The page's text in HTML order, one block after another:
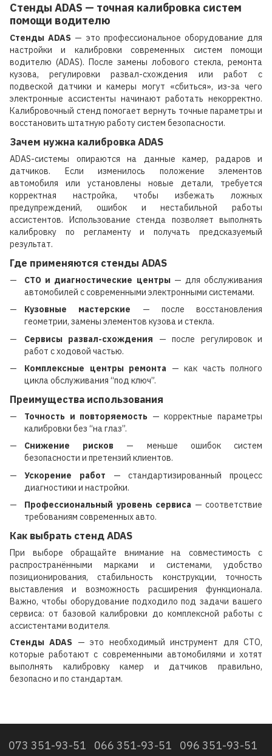
Стенды ADAS — точная калибровка систем
помощи водителю
Стенды ADAS — это профессиональное оборудование для
настройки и калибровки современных систем помощи
водителю (ADAS). После замены лобового стекла, ремонта
кузова, регулировки развал-схождения или работ с
подвеской датчики и камеры могут «сбиться», из-за чего
электронные ассистенты начинают работать некорректно.
Калибровочный стенд помогает вернуть точные параметры и
восстановить штатную работу систем безопасности.
Зачем нужна калибровка ADAS
ADAS-системы опираются на данные камер, радаров и
датчиков. Если изменилось положение элементов
автомобиля или установлены новые детали, требуется
корректная настройка, чтобы избежать ложных
предупреждений, ошибок и нестабильной работы
ассистентов. Использование стенда позволяет выполнять
калибровку по регламенту и получать предсказуемый
результат.
Где применяются стенды ADAS
СТО и диагностические центры— для обслуживания
автомобилей с современными электронными системами.
Кузовные мастерские — после восстановления
геометрии, замены элементов кузова и стекла.
Сервисы развал-схождения — после регулировок и
работ с ходовой частью.
Комплексные центры ремонта — как часть полного
цикла обслуживания “под ключ”.
Преимущества использования
Точность и повторяемость — корректные параметры
калибровки без “на глаз”.
Снижение рисков — меньше ошибок систем
безопасности и претензий клиентов.
Ускорение работ — стандартизированный процесс
диагностики и настройки.
Профессиональный уровень сервиса — соответствие
требованиям современных авто.
Как выбрать стенд ADAS
При выборе обращайте внимание на совместимость с
распространёнными марками и системами, удобство
позиционирования, стабильность конструкции, точность
выставления и возможность расширения функционала.
Важно, чтобы оборудование подходило под задачи вашего
сервиса: от базовой калибровки до комплексной работы с
ассистентами водителя.
Стенды ADAS — это необходимый инструмент для СТО,
которые работают с современными автомобилями и хотят
выполнять калибровку камер и датчиков правильно,
безопасно и по стандартам.
073 351-93-51 066 351-93-51 096 351-93-51